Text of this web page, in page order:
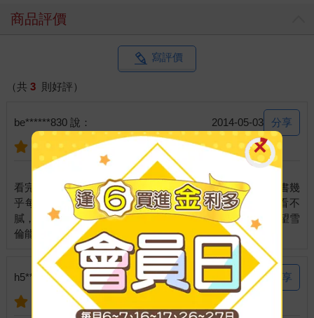
商品評價
寫評價
（共 3 則好評）
be******830 說： 2014-05-03 分享
看完這本書感想只有一個!超讚的!從國中開始就看雪倫的書幾
乎每一本都有看過，而每本都有相連性，故事內容也百看不
膩，喜歡雪倫的文筆，跟現實生活也很相近不太虛幻，希望雪
倫能再出更多的新書
h5**640 說： 2014-01-06 分享